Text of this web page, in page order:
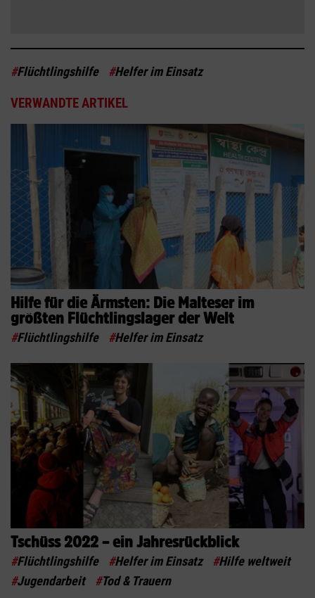
#Flüchtlingshilfe #Helfer im Einsatz
VERWANDTE ARTIKEL
Hilfe für die Ärmsten: Die Malteser im
größten Flüchtlingslager der Welt
#Flüchtlingshilfe #Helfer im Einsatz
Tschüss 2022 – ein Jahresrückblick
#Flüchtlingshilfe #Helfer im Einsatz #Hilfe weltweit
#Jugendarbeit #Tod & Trauern